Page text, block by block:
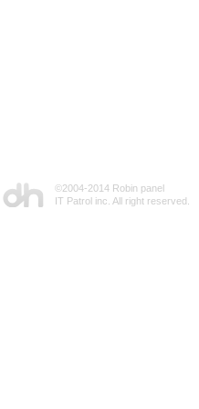
©2004-2014 Robin panel
IT Patrol inc. All right reserved.